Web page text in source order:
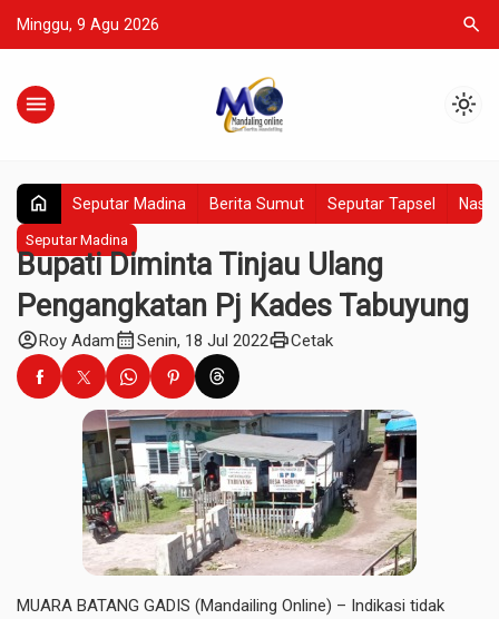
Minggu, 9 Agu 2026 search
menu light_mode
home Seputar Madina Berita Sumut Seputar Tapsel
Seputar Madina
Bupati Diminta Tinjau Ulang
Pengangkatan Pj Kades Tabuyung
account_circleRoy Adamcalendar_monthSenin, 18 Jul 2022printCetak
MUARA BATANG GADIS (Mandailing Online) – Indikasi tidak